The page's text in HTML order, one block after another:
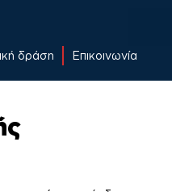
δράση Επικοινωνία